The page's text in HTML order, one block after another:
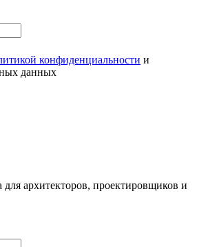
конфиденциальности и
данных
архитекторов, проектировщиков и